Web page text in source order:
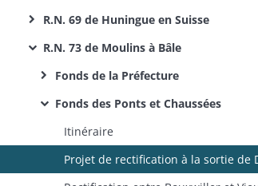
R.N. 69 de Huningue en Suisse
R.N. 73 de Moulins à Bâle
Fonds de la Préfecture
Fonds des Ponts et Chaussées
Itinéraire
Projet de rectification à la sortie de